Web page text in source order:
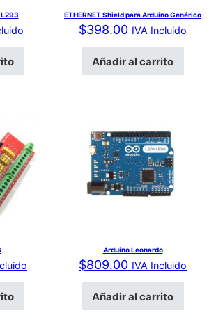
ETHERNET Shield para Arduino Genérico
$398.00 IVA Incluido
Añadir al carrito
Arduino Leonardo
$809.00 IVA Incluido
Añadir al carrito